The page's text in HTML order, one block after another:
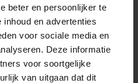
beter en persoonlijker te
inhoud en advertenties
voor sociale media en
Deze informatie
voor soortgelijke
van uitgaan dat dit
nu nog niet klaar zijn
van een